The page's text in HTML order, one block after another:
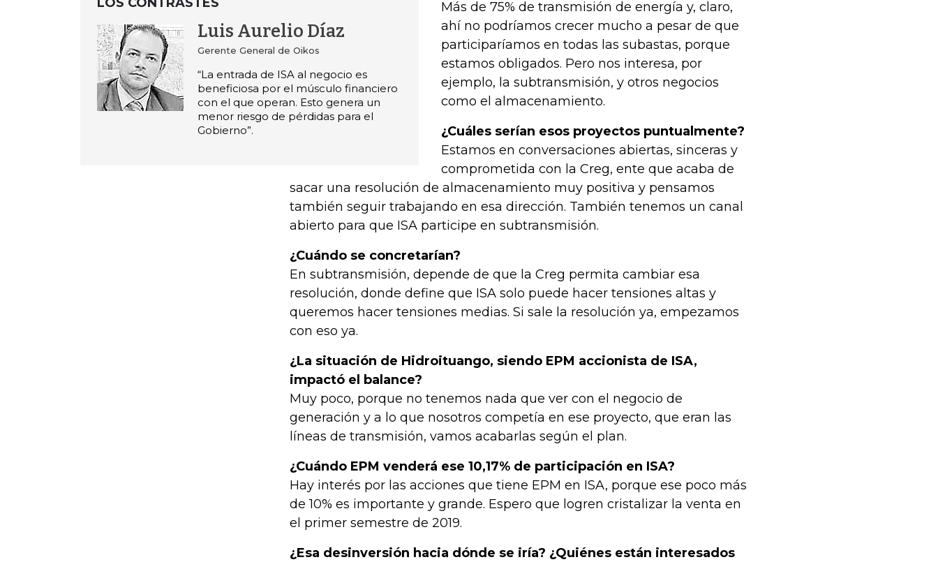
Luis Aurelio Díaz
Gerente General de Oikos
“La entrada de ISA al negocio es
beneficiosa por el músculo financiero
con el que operan. Esto genera un
menor riesgo de pérdidas para el
Gobierno”.
Más de 75% de transmisión de energía y, claro,
ahí no podríamos crecer mucho a pesar de que
participaríamos en todas las subastas, porque
estamos obligados. Pero nos interesa, por
ejemplo, la subtransmisión, y otros negocios
como el almacenamiento.
¿Cuáles serían esos proyectos puntualmente?
Estamos en conversaciones abiertas, sinceras y
comprometida con la Creg, ente que acaba de
sacar una resolución de almacenamiento muy positiva y pensamos
también seguir trabajando en esa dirección. También tenemos un canal
abierto para que ISA participe en subtransmisión.
¿Cuándo se concretarían?
En subtransmisión, depende de que la Creg permita cambiar esa
resolución, donde define que ISA solo puede hacer tensiones altas y
queremos hacer tensiones medias. Si sale la resolución ya, empezamos
con eso ya.
¿La situación de Hidroituango, siendo EPM accionista de ISA,
impactó el balance?
Muy poco, porque no tenemos nada que ver con el negocio de
generación y a lo que nosotros competía en ese proyecto, que eran las
líneas de transmisión, vamos acabarlas según el plan.
¿Cuándo EPM venderá ese 10,17% de participación en ISA?
Hay interés por las acciones que tiene EPM en ISA, porque ese poco más
de 10% es importante y grande. Espero que logren cristalizar la venta en
el primer semestre de 2019.
¿Esa desinversión hacia dónde se iría? ¿Quiénes están interesados